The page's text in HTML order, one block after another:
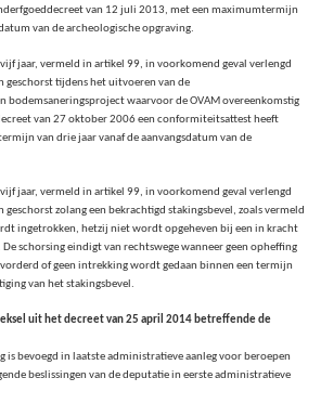
van 12 juli 2013, met een maximumtermijn
van de archeologische opgraving.
jaar, vermeld in artikel 99, in voorkomend geval verlengd
tijdens het uitvoeren van de
bodemsaneringsproject waarvoor de OVAM overeenkomstig
van 27 oktober 2006 een conformiteitsattest heeft
van drie jaar vanaf de aanvangsdatum van de
jaar, vermeld in artikel 99, in voorkomend geval verlengd
zolang een bekrachtigd stakingsbevel, zoals vermeld
ingetrokken, hetzij niet wordt opgeheven bij een in kracht
De schorsing eindigt van rechtswege wanneer geen opheffing
of geen intrekking wordt gedaan binnen een termijn
van het stakingsbevel.
uit het decreet van 25 april 2014 betreffende de
is bevoegd in laatste administratieve aanleg voor beroepen
beslissingen van de deputatie in eerste administratieve